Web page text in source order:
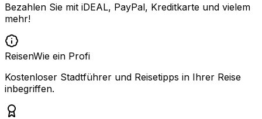
Bezahlen Sie mit iDEAL, PayPal, Kreditkarte und vielem
mehr!
ReisenWie ein Profi
Kostenloser Stadtführer und Reisetipps in Ihrer Reise
inbegriffen.